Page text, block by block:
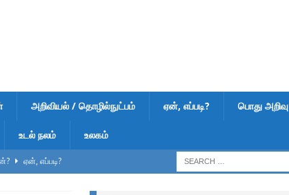
அறிவியல் / தொழில்நுட்பம் ஏன், எப்படி? பொது அறிவு
உடல் நலம் உலகம்
ஏன், எப்படி?